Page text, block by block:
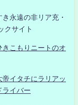
永遠の非リア充・
クサイト
こもりニートのオ
イタチにラリアッ
ライバー